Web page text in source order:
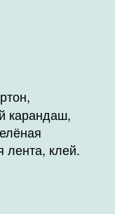
карандаш,
лента, клей.